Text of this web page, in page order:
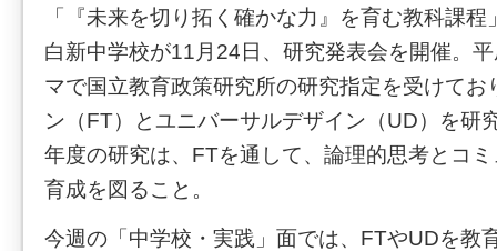
「『未来を切り拓く確かな力』を育む教科課
白新中学校が11月24日、研究発表会を開催。
マで国立教育政策研究所の研究指定を受けてお
ン（FT）とユニバーサルデザイン（UD）を研
年度の研究は、FTを通して、論理的思考とコ
育成を図ること。
今週の「中学校・実践」面では、FTやUDを教